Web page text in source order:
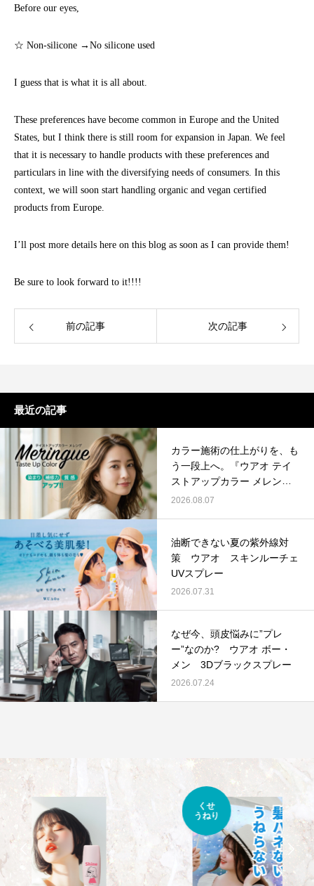
Before our eyes,
☆ Non-silicone →No silicone used
I guess that is what it is all about.
These preferences have become common in Europe and the United
States, but I think there is still room for expansion in Japan. We feel
that it is necessary to handle products with these preferences and
particulars in line with the diversifying needs of consumers. In this
context, we will soon start handling organic and vegan certified
products from Europe.
I’ll post more details here on this blog as soon as I can provide them!
Be sure to look forward to it!!!!
前の記事 次の記事
最近の記事
カラー施術の仕上がりを、も
う一段上へ。『ウアオ テイ
ストアップカラー メレン
ゲ』
2026.08.07
油断できない夏の紫外線対
策 ウアオ スキンルーチェ
UVスプレー
2026.07.31
なぜ今、頭皮悩みに”プレ
ー”なのか? ウアオ ボー・
メン 3Dブラックスプレー
2026.07.24
うねり